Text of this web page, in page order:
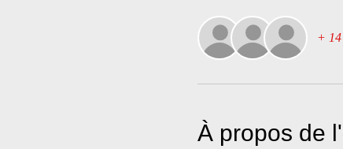
+ 14
À propos de